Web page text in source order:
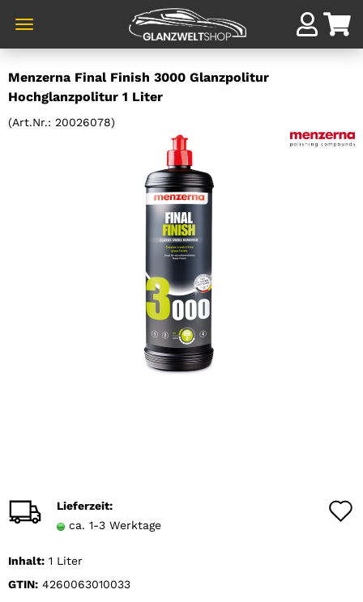
zum
Hauptinhalt
Menzerna Final Finish 3000 Glanzpolitur
Hochglanzpolitur 1 Liter
(Art.Nr.: 20026078)
Lieferzeit:
ca. 1-3 Werktage
Inhalt: 1 Liter
GTIN: 4260063010033